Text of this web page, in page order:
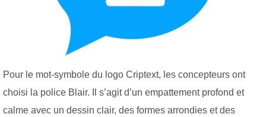
Pour le mot-symbole du logo Criptext, les concepteurs ont
choisi la police Blair. Il s’agit d’un empattement profond et
calme avec un dessin clair, des formes arrondies et des